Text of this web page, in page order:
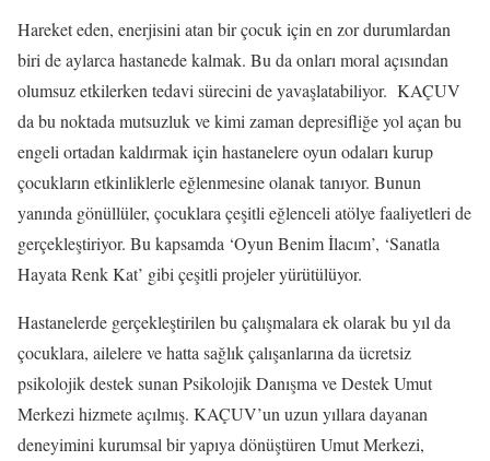
Hareket eden, enerjisini atan bir çocuk için en zor durumlardan
biri de aylarca hastanede kalmak. Bu da onları moral açısından
olumsuz etkilerken tedavi sürecini de yavaşlatabiliyor. KAÇUV
da bu noktada mutsuzluk ve kimi zaman depresifliğe yol açan bu
engeli ortadan kaldırmak için hastanelere oyun odaları kurup
çocukların etkinliklerle eğlenmesine olanak tanıyor. Bunun
yanında gönüllüler, çocuklara çeşitli eğlenceli atölye faaliyetleri de
gerçekleştiriyor. Bu kapsamda ‘Oyun Benim İlacım’, ‘Sanatla
Hayata Renk Kat’ gibi çeşitli projeler yürütülüyor.
Hastanelerde gerçekleştirilen bu çalışmalara ek olarak bu yıl da
çocuklara, ailelere ve hatta sağlık çalışanlarına da ücretsiz
psikolojik destek sunan Psikolojik Danışma ve Destek Umut
Merkezi hizmete açılmış. KAÇUV’un uzun yıllara dayanan
deneyimini kurumsal bir yapıya dönüştüren Umut Merkezi,